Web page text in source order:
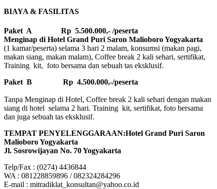
BIAYA & FASILITAS
Paket A Rp 5.500.000,- /peserta
Menginap di Hotel Grand Puri Saron Malioboro Yogyakarta
(1 kamar/peserta) selama 3 hari 2 malam, konsumsi (makan pagi,
makan siang, makan malam), Coffee break 2 kali sehari, sertifikat,
Training kit, foto bersama dan sebuah tas eksklusif.
Paket B
Rp 4.500.000,-/peserta
Tanpa Menginap di Hotel, Coffee break 2 kali sehari dengan makan
siang di hotel selama 2 hari. Training kit, sertifikat, foto bersama
dan juga sebuah tas eksklusif.
TEMPAT PENYELENGGARAAN:Hotel Grand Puri Saron
Malioboro Yogyakarta
Jl. Sosrowijayan No. 70 Yogyakarta
Telp/Fax : (0274) 4436844
WA : 081228859896 / 082324284296
E-mail : mitradiklat_konsultan@yahoo.co.id